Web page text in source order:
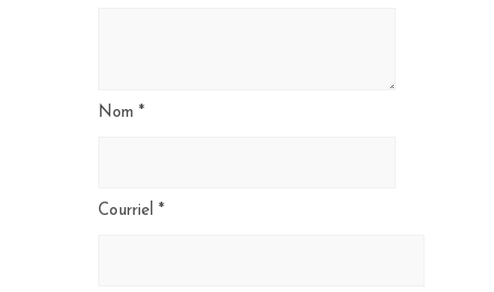
Nom *
Courriel *